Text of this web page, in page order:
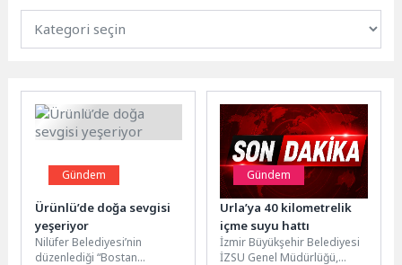
Gündem
Ürünlü’de doğa sevgisi
yeşeriyor
Nilüfer Belediyesi’nin
düzenlediği “Bostan
Gündem
Urla’ya 40 kilometrelik
içme suyu hattı
İzmir Büyükşehir Belediyesi
İZSU Genel Müdürlüğü,